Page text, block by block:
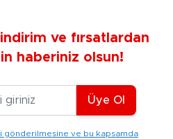
ve fırsatlardan
haberiniz olsun!
E-posta Adresiniz
Üye Ol
gönderilmesine ve bu kapsamda